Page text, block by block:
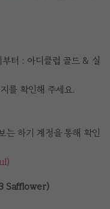
터 : 아디클럽 골드 & 실
를 확인해 주세요.
하기 계정을 통해 확인
Safflower)